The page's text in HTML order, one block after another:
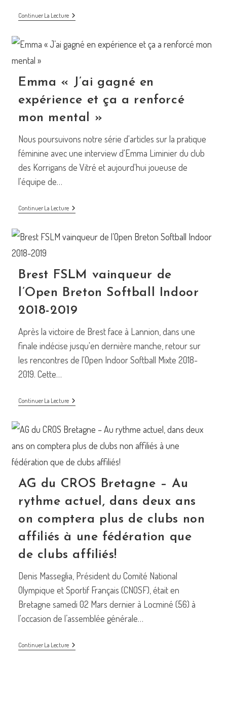
Continuer La Lecture1er
Rassemblement
Ligue
Féminin
Emma « J’ai gagné en
expérience et ça a renforcé
mon mental »
Nous poursuivons notre série d'articles sur la pratique
féminine avec une interview d'Emma Liminier du club
des Korrigans de Vitré et aujourd'hui joueuse de
l'équipe de…
Continuer La LectureEmma
« J’ai
En
Expérience
Renforcé
Mon
Mental »
Brest FSLM vainqueur de
l’Open Breton Softball Indoor
2018-2019
Après la victoire de Brest face à Lannion, dans une
finale indécise jusqu'en dernière manche, retour sur
les rencontres de l'Open Indoor Softball Mixte 2018-
2019. Cette…
Continuer La LectureBrest
FSLM
L’Open
Breton
Softball
Indoor
2018-
AG du CROS Bretagne – Au
rythme actuel, dans deux ans
on comptera plus de clubs non
affiliés à une fédération que
de clubs affiliés!
Denis Masseglia, Président du Comité National
Olympique et Sportif Français (CNOSF), était en
Bretagne samedi 02 Mars dernier à Locminé (56) à
l'occasion de l’assemblée générale…
Continuer La LectureAG
Du